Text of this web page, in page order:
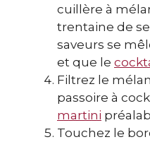
cuillère à
trentaine de
saveurs se
et que le
Filtrez le
passoire à
martini
Touchez le